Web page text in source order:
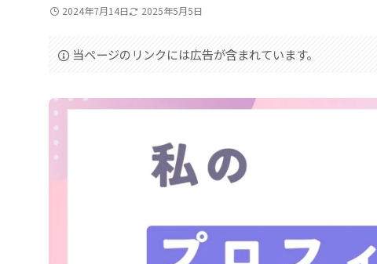
2024年7月14日 2025年5月5日
当ページのリンクには広告が含まれています。